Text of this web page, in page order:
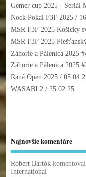
Gemer cup 2025 - Seriál
Nock Pokal F3F 2025/
MSR F3F 2025 Košický
MSR F3F 2025
Záhorie a Pálenica 2025
Záhorie a Pálenica 2025
Raná Open 2025/
WASABI 2/ 25.02.25
Najnovšie komentáre
Róbert Bartókkomentoval
International